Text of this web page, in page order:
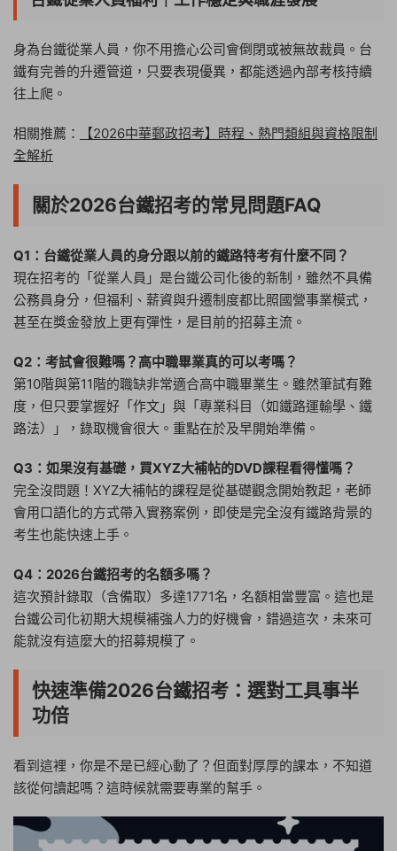
身為台鐵從業人員，你不用擔心公司會倒閉或被無故裁員。台
鐵有完善的升遷管道，只要表現優異，都能透過內部考核持續
往上爬。
相關推薦：
【2026中華郵政招考】時程、熱門類組與資格限制
全解析
關於2026台鐵招考的常見問題FAQ
Q1：台鐵從業人員的身分跟以前的鐵路特考有什麼不同？
現在招考的「從業人員」是台鐵公司化後的新制，雖然不具備
公務員身分，但福利、薪資與升遷制度都比照國營事業模式，
甚至在獎金發放上更有彈性，是目前的招募主流。
Q2：考試會很難嗎？高中職畢業真的可以考嗎？
第10階與第11階的職缺非常適合高中職畢業生。雖然筆試有難
度，但只要掌握好「作文」與「專業科目（如鐵路運輸學、鐵
路法）」，錄取機會很大。重點在於及早開始準備。
Q3：如果沒有基礎，買XYZ大補帖的DVD課程看得懂嗎？
完全沒問題！XYZ大補帖的課程是從基礎觀念開始教起，老師
會用口語化的方式帶入實務案例，即使是完全沒有鐵路背景的
考生也能快速上手。
Q4：2026台鐵招考的名額多嗎？
這次預計錄取（含備取）多達1771名，名額相當豐富。這也是
台鐵公司化初期大規模補強人力的好機會，錯過這次，未來可
能就沒有這麼大的招募規模了。
快速準備2026台鐵招考：選對工具事半
功倍
看到這裡，你是不是已經心動了？但面對厚厚的課本，不知道
該從何讀起嗎？這時候就需要專業的幫手。